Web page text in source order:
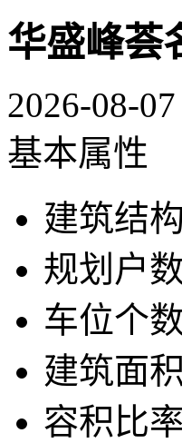
华盛峰荟
2026-08-
基本属性
建筑结构
规划户数
车位个数
建筑面积
容积比